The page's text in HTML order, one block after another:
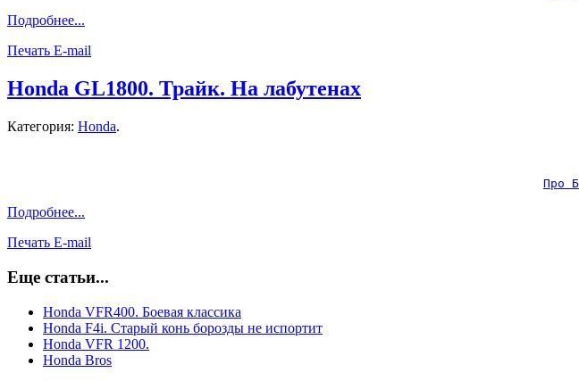
Подробнее...
Печать E-mail
Honda GL1800. Трайк. На лабутенах
Категория: Honda.
Про
Подробнее...
Печать E-mail
Еще статьи...
Honda VFR400. Боевая классика
Honda F4i. Старый конь борозды не испортит
Honda VFR 1200.
Honda Bros